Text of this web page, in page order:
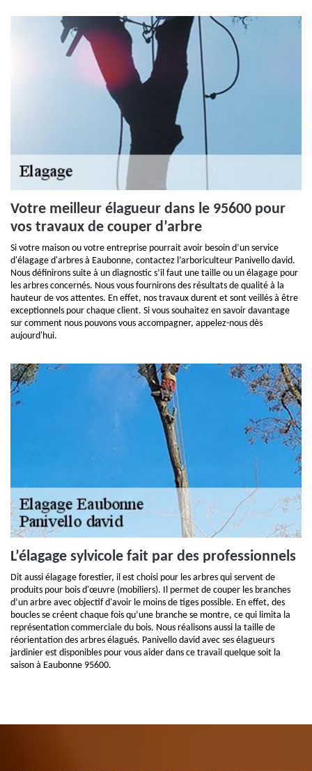
Votre meilleur élagueur dans le 95600 pour
vos travaux de couper d’arbre
Si votre maison ou votre entreprise pourrait avoir besoin d’un service
d'élagage d'arbres à Eaubonne, contactez l’arboriculteur Panivello david.
Nous définirons suite à un diagnostic s’il faut une taille ou un élagage pour
les arbres concernés. Nous vous fournirons des résultats de qualité à la
hauteur de vos attentes. En effet, nos travaux durent et sont veillés à être
exceptionnels pour chaque client. Si vous souhaitez en savoir davantage
sur comment nous pouvons vous accompagner, appelez-nous dès
aujourd'hui.
L’élagage sylvicole fait par des professionnels
Dit aussi élagage forestier, il est choisi pour les arbres qui servent de
produits pour bois d'œuvre (mobiliers). Il permet de couper les branches
d’un arbre avec objectif d'avoir le moins de tiges possible. En effet, des
boucles se créent chaque fois qu’une branche se montre, ce qui limita la
représentation commerciale du bois. Nous réalisons aussi la taille de
réorientation des arbres élagués. Panivello david avec ses élagueurs
jardinier est disponibles pour vous aider dans ce travail quelque soit la
saison à Eaubonne 95600.